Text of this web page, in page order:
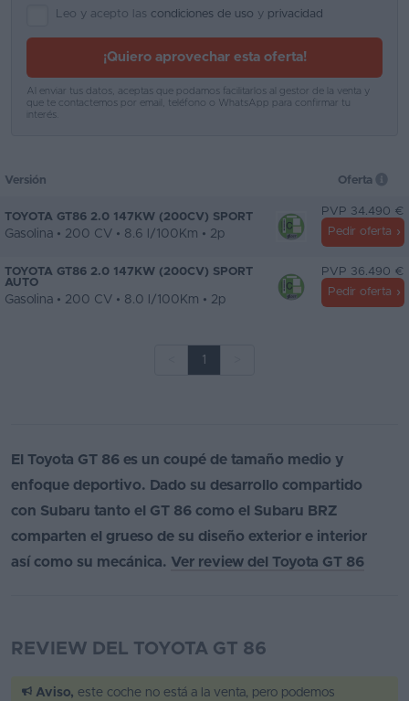
Leo y acepto las condiciones de uso y privacidad
¡Quiero aprovechar esta oferta!
Al enviar tus datos, aceptas que podamos facilitarlos al gestor de la venta y
que te contactemos por email, teléfono o WhatsApp para confirmar tu
interés.
Versión Oferta
TOYOTA GT86 2.0 147KW (200CV) SPORT
Gasolina • 200 CV • 8.6 l/100Km • 2p
PVP 34.490 €
Pedir oferta
TOYOTA GT86 2.0 147KW (200CV) SPORT
AUTO
Gasolina • 200 CV • 8.0 l/100Km • 2p
PVP 36.490 €
Pedir oferta
1
El Toyota GT 86 es un coupé de tamaño medio y
enfoque deportivo. Dado su desarrollo compartido
con Subaru tanto el GT 86 como el Subaru BRZ
comparten el grueso de su diseño exterior e interior
así como su mecánica. Ver review del Toyota GT 86
REVIEW DEL TOYOTA GT 86
Aviso, este coche no está a la venta, pero podemos